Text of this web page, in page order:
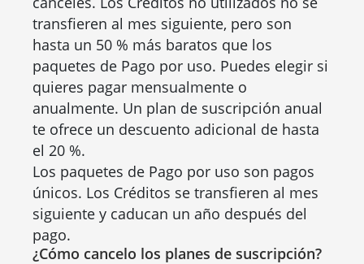
transfieren al mes siguiente, pero son
hasta un 50 % más baratos que los
paquetes de Pago por uso. Puedes elegir si
quieres pagar mensualmente o
anualmente. Un plan de suscripción anual
te ofrece un descuento adicional de hasta
el 20 %.
Los paquetes de Pago por uso son pagos
únicos. Los Créditos se transfieren al mes
siguiente y caducan un año después del
pago.
¿Cómo cancelo los planes de suscripción?